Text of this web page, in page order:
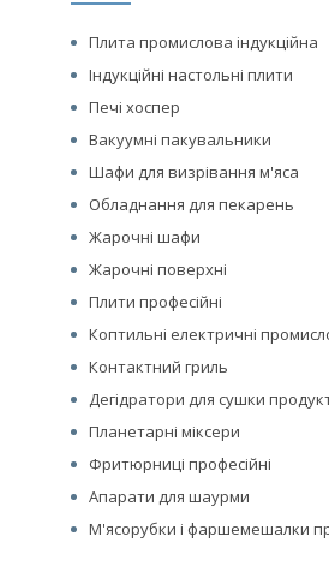
Плита промислова індукційна
Індукційні настольні плити
Печі хоспер
Вакуумні пакувальники
Шафи для визрівання м'яса
Обладнання для пекарень
Жарочні шафи
Жарочні поверхні
Плити професійні
Коптильні електричні
Контактний гриль
Дегідратори для сушки
Планетарні міксери
Фритюрниці професійні
Апарати для шаурми
М'ясорубки і фаршемешалки